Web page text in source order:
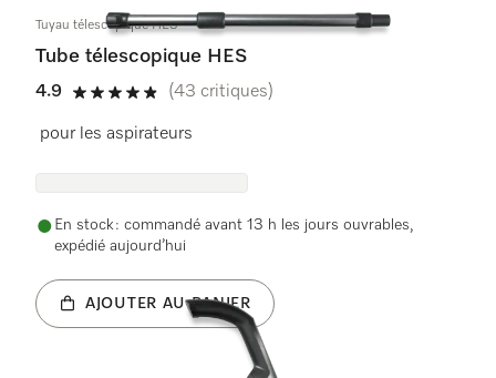
Tuyau télescopique HES
Tube télescopique HES
4.9
4.9 étoiles sur 5
(43 critiques)
pour les aspirateurs
En stock : commandé avant 13 h les jours ouvrables,
expédié aujourd’hui
AJOUTER AU PANIER